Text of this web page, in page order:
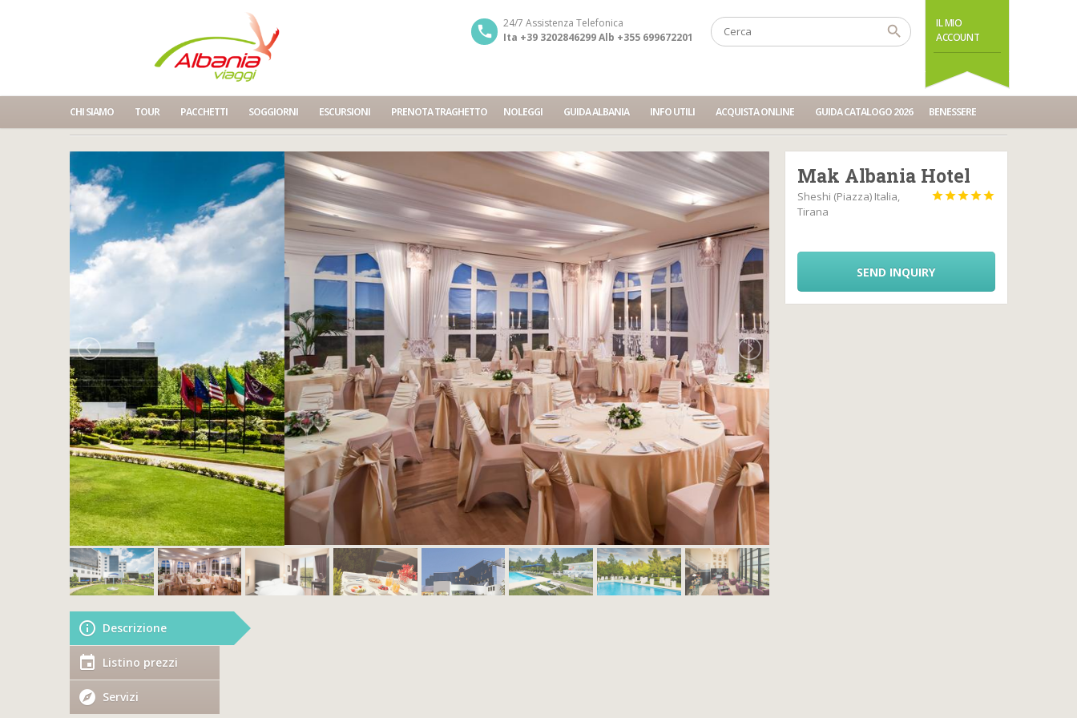
IL MIO
ACCOUNT
24/7 Assistenza Telefonica
Ita +39 3202846299 Alb +355 699672201
CHI SIAMO TOUR PACCHETTI SOGGIORNI ESCURSIONI PRENOTA TRAGHETTO NOLEGGI GUIDA ALBANIA INFO UTILI ACQUISTA ONLINE GUIDA CATALOGO 2026 BENESSERE
Home Mak Albania Hotel
Descrizione
Listino prezzi
Servizi
Mak Albania Hotel

Sheshi (Piazza) Italia,
Tirana
SEND INQUIRY